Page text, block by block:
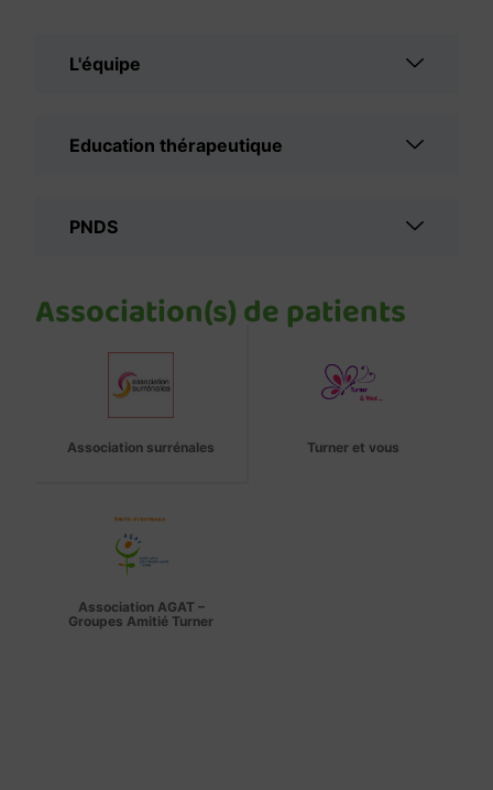
L'équipe
Education thérapeutique
PNDS
Association(s) de patients
Association surrénales Turner et vous
Association AGAT –
Groupes Amitié Turner